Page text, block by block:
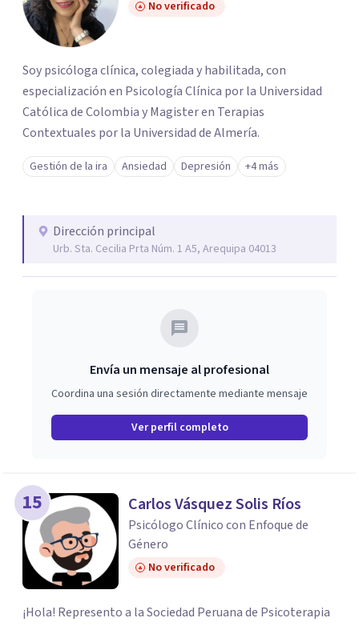
No verificado
Soy psicóloga clínica, colegiada y habilitada, con
especialización en Psicología Clínica por la Universidad
Católica de Colombia y Magister en Terapias
Contextuales por la Universidad de Almería.
Gestión de la ira Ansiedad Depresión +4 más
Dirección principal
Urb. Sta. Cecilia Prta Núm. 1 A5, Arequipa 04013
Envía un mensaje al profesional
Coordina una sesión directamente mediante mensaje
Ver perfil completo
15 Carlos Vásquez Solis Ríos
Psicólogo Clínico con Enfoque de
Género
No verificado
¡Hola! Represento a la Sociedad Peruana de Psicoterapia